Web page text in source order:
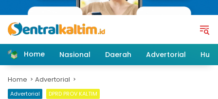
Home Nasional Daerah Advertorial
Home Advertorial
Advertorial DPRD PROV KALTIM